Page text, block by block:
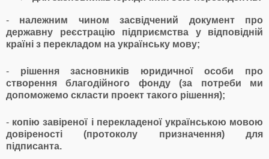
- належним чином засвідчений документ про
державну реєстрацію підприємства у відповідній
країні з перекладом на українську мову;
- рішення засновників юридичної особи про
створення благодійного фонду (за потреби ми
допоможемо скласти проект такого рішення);
- копію завіреної і перекладеної українською мовою
довіреності (протоколу призначення) для
підписанта.